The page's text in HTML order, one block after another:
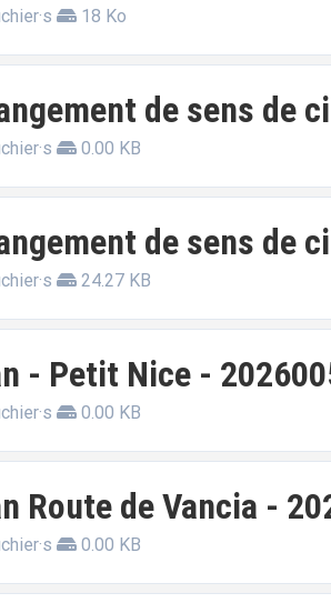
18 Ko
de sens de
0.00 KB
de sens de
24.27 KB
- Petit Nice -
0.00 KB
Route de Vancia -
0.00 KB